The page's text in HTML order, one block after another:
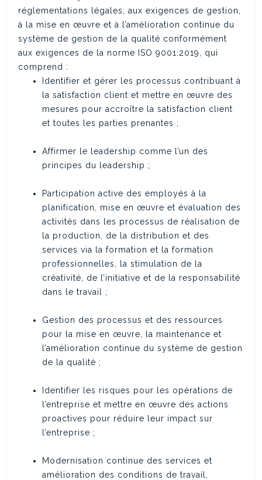
réglementations légales, aux exigences de gestion,
à la mise en œuvre et à l’amélioration continue du
système de gestion de la qualité conformément
aux exigences de la norme ISO 9001:2019, qui
comprend :
Identifier et gérer les processus contribuant à
la satisfaction client et mettre en œuvre des
mesures pour accroître la satisfaction client
et toutes les parties prenantes ;
Affirmer le leadership comme l’un des
principes du leadership ;
Participation active des employés à la
planification, mise en œuvre et évaluation des
activités dans les processus de réalisation de
la production, de la distribution et des
services via la formation et la formation
professionnelles, la stimulation de la
créativité, de l’initiative et de la responsabilité
dans le travail ;
Gestion des processus et des ressources
pour la mise en œuvre, la maintenance et
l’amélioration continue du système de gestion
de la qualité ;
Identifier les risques pour les opérations de
l’entreprise et mettre en œuvre des actions
proactives pour réduire leur impact sur
l’entreprise ;
Modernisation continue des services et
amélioration des conditions de travail,